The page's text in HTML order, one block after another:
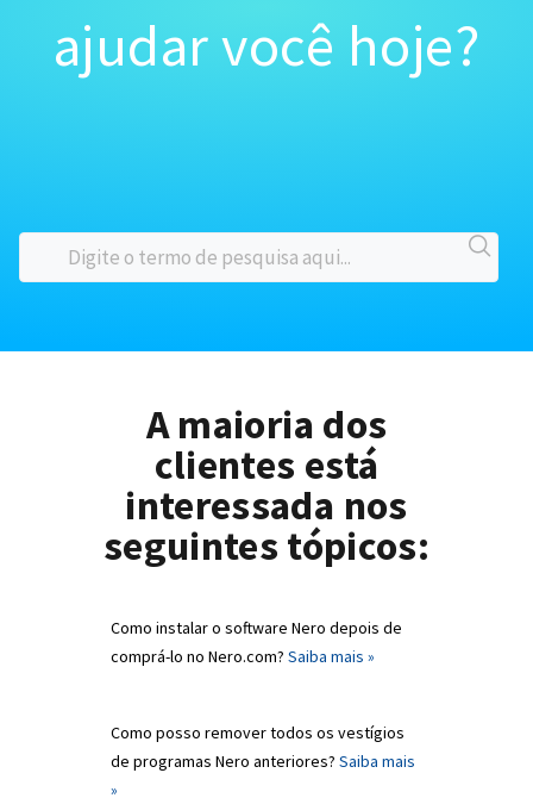
ajudar você hoje?
A maioria dos
clientes está
interessada nos
seguintes tópicos:
Como instalar o software Nero depois de
comprá-lo no Nero.com? Saiba mais »
Como posso remover todos os vestígios
de programas Nero anteriores? Saiba mais
»